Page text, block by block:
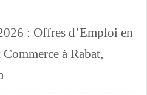
: Offres d’Emploi en
à Rabat,